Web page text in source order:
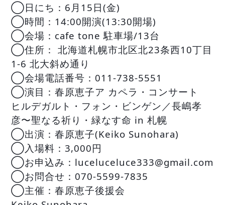
◯日にち：6月15日(金)
◯時間：14:00開演(13:30開場)
◯会場：cafe tone 駐車場/13台
◯住所： 北海道札幌市北区北23条西10丁目
1-6 北大斜め通り
◯会場電話番号：011-738-5551
◯演目：春原恵子ア カペラ・コンサート
ヒルデガルト・フォン・ビンゲン／長嶋孝
彦〜聖なる祈り・緑なす命 in 札幌
◯出演：春原恵子(Keiko Sunohara)
◯入場料：3,000円
◯お申込み：luceluceluce333@gmail.com
◯お問合せ：070-5599-7835
◯主催：春原恵子後援会